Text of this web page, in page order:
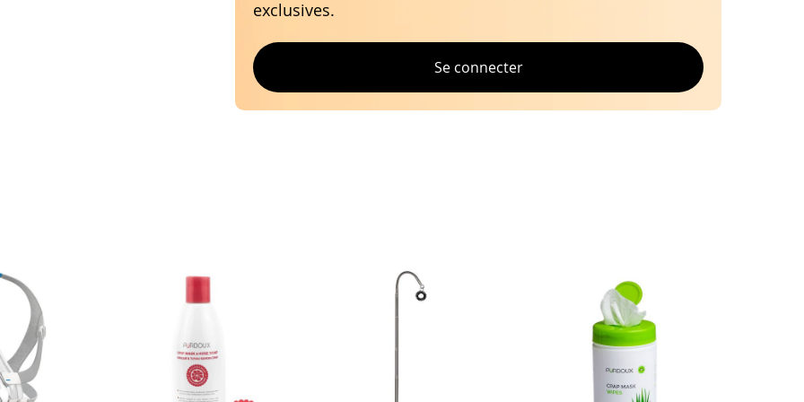
exclusives.
Se connecter